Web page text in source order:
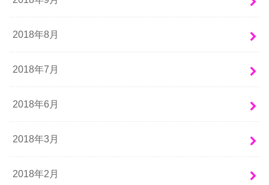
2018年8月
2018年7月
2018年6月
2018年3月
2018年2月